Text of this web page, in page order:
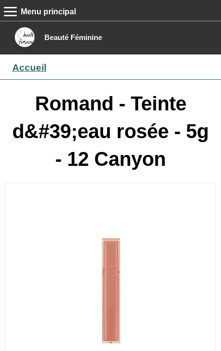
Beauté Féminine
MENU PRINCIPAL
Menu principal
Boutique
Contact
Accueil
Romand - Teinte
d&#39;eau rosée - 5g
- 12 Canyon